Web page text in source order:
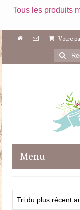
Tous les produits
Votre
:
Menu
Maileg